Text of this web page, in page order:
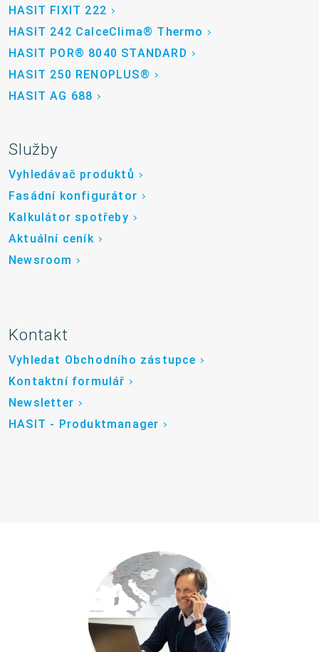
HASIT FIXIT 222
HASIT 242 CalceClima® Thermo
HASIT POR® 8040 STANDARD
HASIT 250 RENOPLUS®
HASIT AG 688
Služby
Vyhledávač produktů
Fasádní konfigurátor
Kalkulátor spotřeby
Aktuální ceník
Newsroom
Kontakt
Vyhledat Obchodního zástupce
Kontaktní formulář
Newsletter
HASIT - Produktmanager